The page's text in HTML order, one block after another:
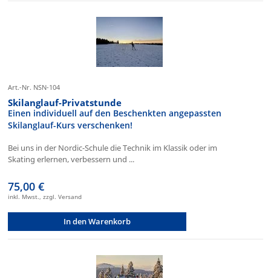
Art.-Nr. NSN-104
Skilanglauf-Privatstunde
Einen individuell auf den Beschenkten angepassten
Skilanglauf-Kurs verschenken!
Bei uns in der Nordic-Schule die Technik im Klassik oder im
Skating erlernen, verbessern und ...
75,00 €
inkl. Mwst., zzgl. Versand
In den Warenkorb